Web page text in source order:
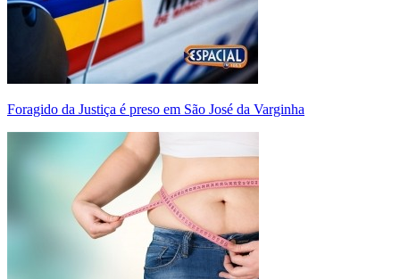
Foragido da Justiça é preso em São José da Varginha